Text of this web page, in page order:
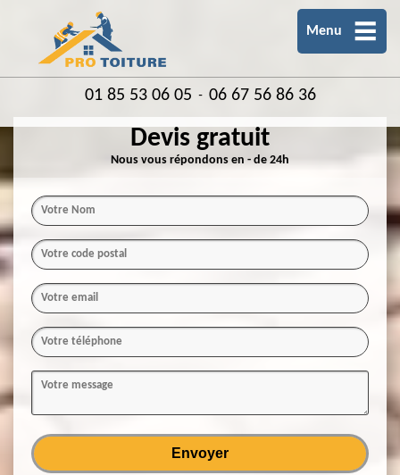
Menu
01 85 53 06 05 - 06 67 56 86 36
Devis gratuit
Nous vous répondons en - de 24h